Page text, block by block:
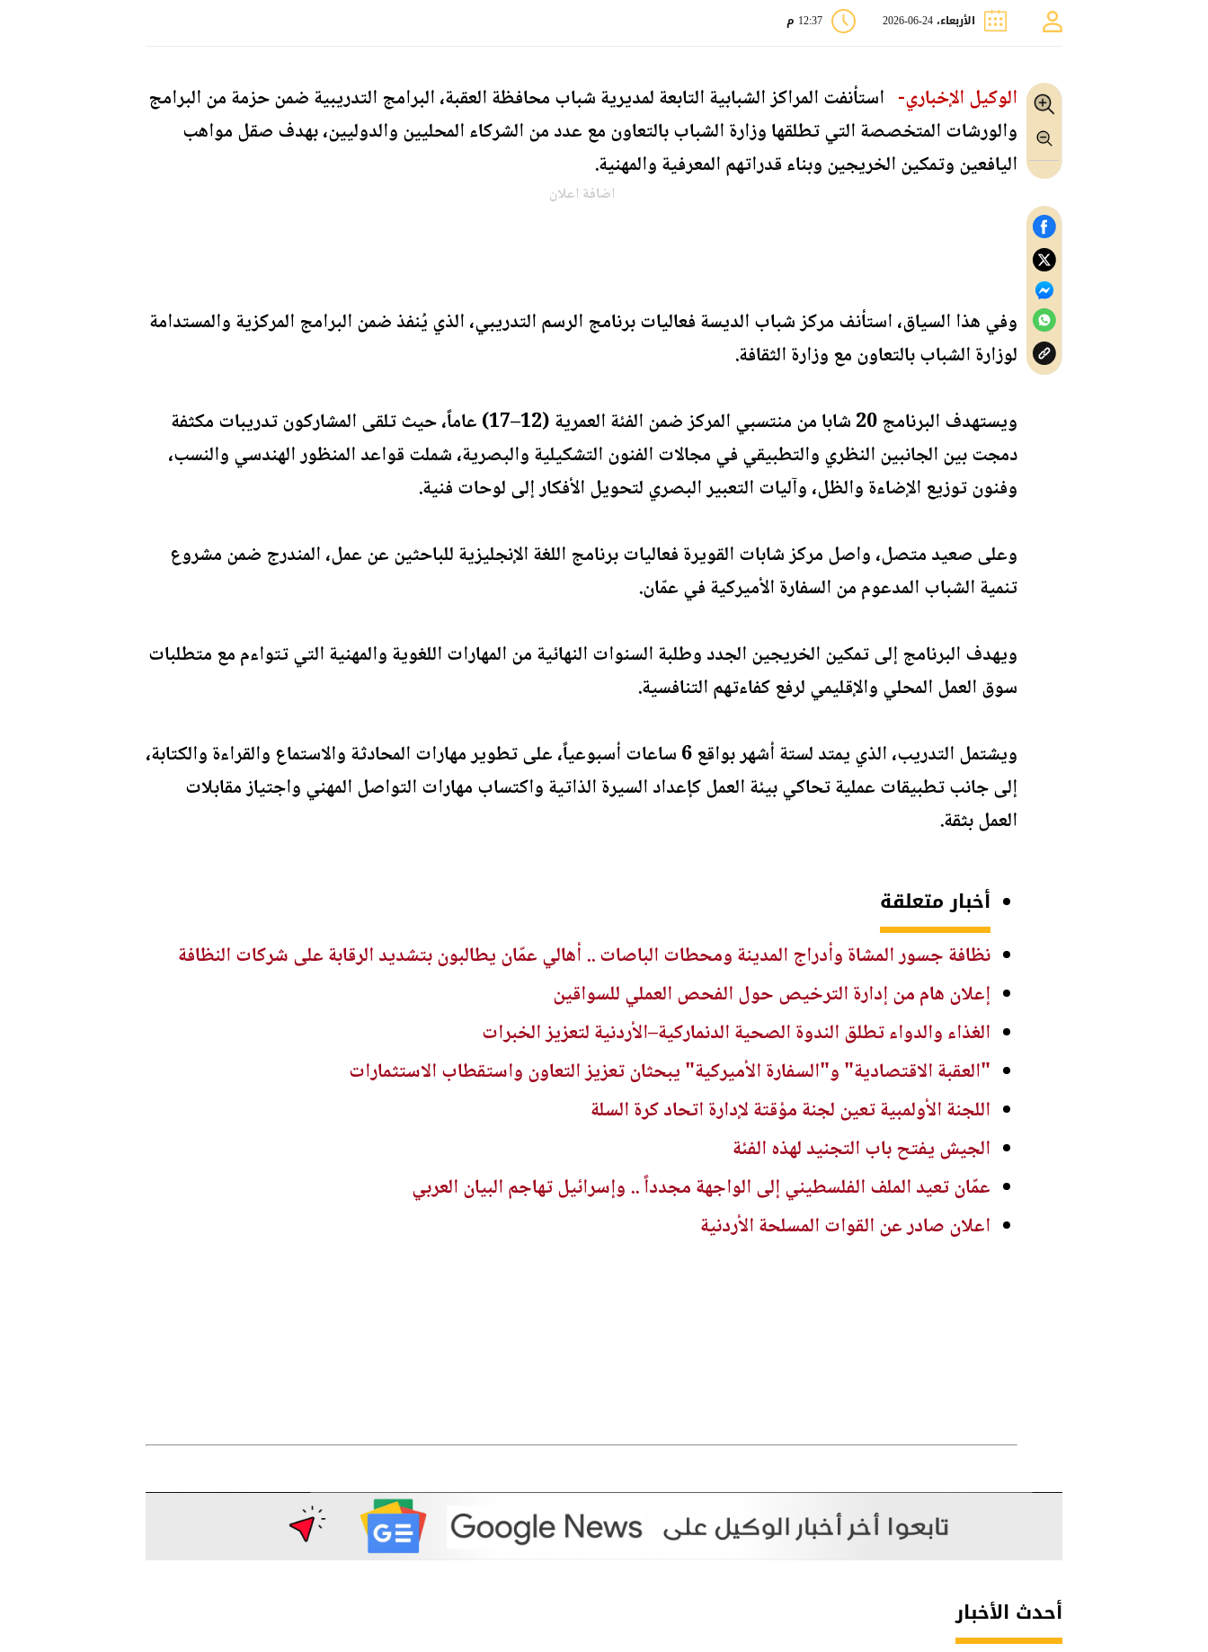
الأربعاء، 24-06-2026 12:37 م
الوكيل الإخباري- استأنفت المراكز الشبابية التابعة لمديرية شباب محافظة العقبة، البرامج التدريبية ضمن حزمة من البرامج
والورشات المتخصصة التي تطلقها وزارة الشباب بالتعاون مع عدد من الشركاء المحليين والدوليين، بهدف صقل مواهب
اليافعين وتمكين الخريجين وبناء قدراتهم المعرفية والمهنية.
اضافة اعلان
وفي هذا السياق، استأنف مركز شباب الديسة فعاليات برنامج الرسم التدريبي، الذي يُنفذ ضمن البرامج المركزية والمستدامة
لوزارة الشباب بالتعاون مع وزارة الثقافة.
ويستهدف البرنامج 20 شابا من منتسبي المركز ضمن الفئة العمرية (12–17) عاماً، حيث تلقى المشاركون تدريبات مكثفة
دمجت بين الجانبين النظري والتطبيقي في مجالات الفنون التشكيلية والبصرية، شملت قواعد المنظور الهندسي والنسب،
وفنون توزيع الإضاءة والظل، وآليات التعبير البصري لتحويل الأفكار إلى لوحات فنية.
وعلى صعيد متصل، واصل مركز شابات القويرة فعاليات برنامج اللغة الإنجليزية للباحثين عن عمل، المندرج ضمن مشروع
تنمية الشباب المدعوم من السفارة الأميركية في عمّان.
ويهدف البرنامج إلى تمكين الخريجين الجدد وطلبة السنوات النهائية من المهارات اللغوية والمهنية التي تتواءم مع متطلبات
سوق العمل المحلي والإقليمي لرفع كفاءتهم التنافسية.
ويشتمل التدريب، الذي يمتد لستة أشهر بواقع 6 ساعات أسبوعياً، على تطوير مهارات المحادثة والاستماع والقراءة والكتابة،
إلى جانب تطبيقات عملية تحاكي بيئة العمل كإعداد السيرة الذاتية واكتساب مهارات التواصل المهني واجتياز مقابلات
العمل بثقة.
أخبار متعلقة
نظافة جسور المشاة وأدراج المدينة ومحطات الباصات .. أهالي عمّان يطالبون بتشديد الرقابة على شركات النظافة
إعلان هام من إدارة الترخيص حول الفحص العملي للسواقين
الغذاء والدواء تطلق الندوة الصحية الدنماركية–الأردنية لتعزيز الخبرات
"العقبة الاقتصادية" و"السفارة الأميركية" يبحثان تعزيز التعاون واستقطاب الاستثمارات
اللجنة الأولمبية تعين لجنة مؤقتة لإدارة اتحاد كرة السلة
الجيش يفتح باب التجنيد لهذه الفئة
عمّان تعيد الملف الفلسطيني إلى الواجهة مجدداً .. وإسرائيل تهاجم البيان العربي
اعلان صادر عن القوات المسلحة الأردنية
أحدث الأخبار